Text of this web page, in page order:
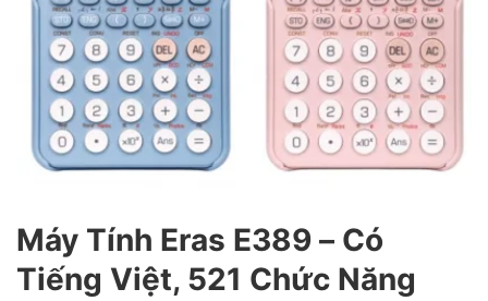
Máy Tính Eras E389 – Có
Tiếng Việt, 521 Chức Năng